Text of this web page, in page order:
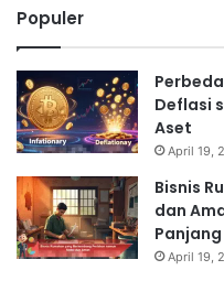
Populer
Deflasi
Aset
April 19,
Bisnis
dan
Panjang
April 19,